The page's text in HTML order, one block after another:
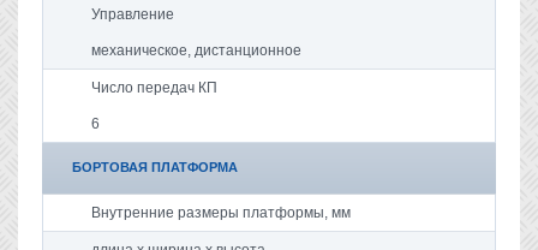
Управление
механическое, дистанционное
Число передач КП
6
БОРТОВАЯ ПЛАТФОРМА
Внутренние размеры платформы, мм